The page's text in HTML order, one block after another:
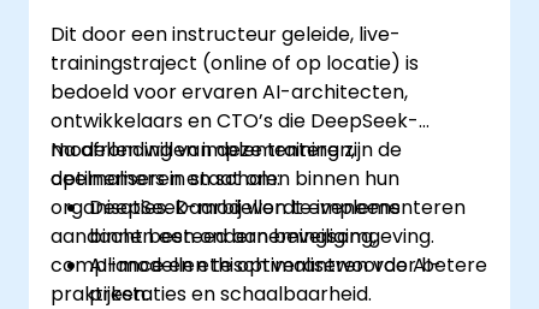
Dit door een instructeur geleide, live-
trainingstraject (online of op locatie) is
bedoeld voor ervaren AI-architecten,
ontwikkelaars en CTO’s die DeepSeek-
modellen willen implementeren,
optimaliseren en schalen binnen hun
organisaties. Daarbij wordt eveneens
aandacht besteed aan beveiliging,
compliance en ethisch verantwoorde AI-
praktijken.
Na afronding van deze training zijn de
deelnemers in staat om:
DeepSeek-modellen te implementeren
binnen een ondernemingsomgeving.
AI-modellen te optimaliseren voor betere
prestaties en schaalbaarheid.